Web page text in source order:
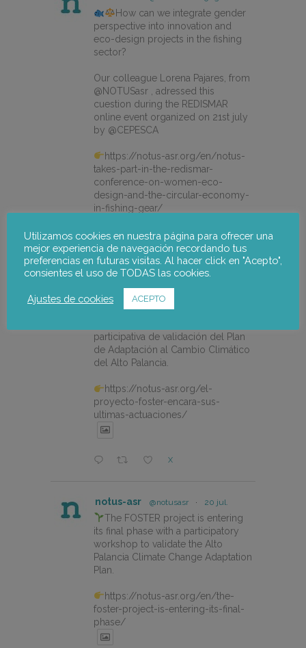
How can we integrate gender
perspective into innovation and
eco-design projects in the fishing
sector?
Our colleague Lorena Pajares, from
@NOTUSasr , adressed this
cuestion during the REDISMAR
online event organized on 21st july
by @CEPESCA
https://notus-asr.org/en/notus-
takes-part-in-the-redismar-
conference-on-women-eco-
design-and-the-circular-economy-
in-fishing-gear/
X
notus-asr @notusasr
El proyecto FOSTER encara sus
participativa de validación del Plan
de Adaptación al Cambio Climático
del Alto Palancia.
https://notus-asr.org/el-
proyecto-foster-encara-sus-
ultimas-actuaciones/
X
notus-asr @notusasr · 20 jul.
The FOSTER project is entering
its final phase with a participatory
workshop to validate the Alto
Palancia Climate Change Adaptation
Plan.
https://notus-asr.org/en/the-
foster-project-is-entering-its-final-
phase/
Utilizamos cookies en nuestra página para ofrecer una
mejor experiencia de navegación recordando tus
preferencias en futuras visitas. Al hacer click en "Acepto",
consientes el uso de TODAS las cookies.
Ajustes de cookies ACEPTO